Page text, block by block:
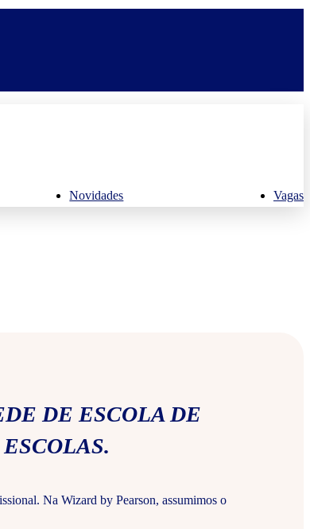
Novidades Vagas
DE ESCOLA DE
Na Wizard by Pearson, assumimos o